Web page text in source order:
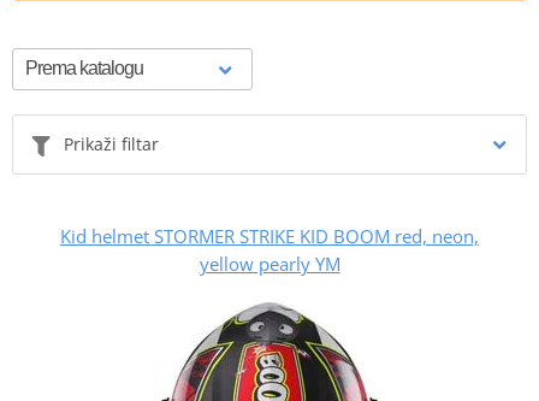
Prikaži filtar
Kid helmet STORMER STRIKE KID BOOM red, neon,
yellow pearly YM